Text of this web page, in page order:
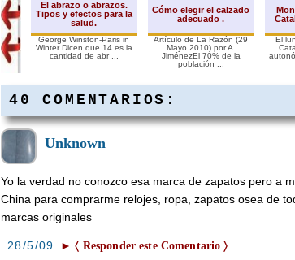
El abrazo o abrazos.
Tipos y efectos para la
salud.
George Winston-Paris in
Winter Dicen que 14 es la
cantidad de abr ...
Cómo elegir el calzado
adecuado .
Artículo de La Razón (29
Mayo 2010) por A.
JiménezEl 70% de la
población ...
El
Beber alcohol reduce el
Según la publicación
Medicine las mujeres que ...
40 COMENTARIOS:
Unknown
Yo la verdad no conozco esa marca de zapatos pero a
China para comprarme relojes, ropa, zapatos osea de
marcas originales
28/5/09 ► 〈 Responder este Comentario 〉